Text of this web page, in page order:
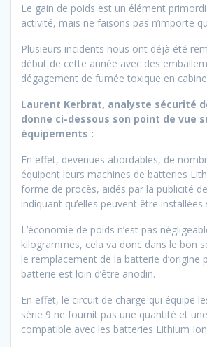
Le gain de poids est un élément
activité, mais ne faisons pas n’importe
Plusieurs incidents nous ont déjà été
début de cette année avec des
dégagement de fumée toxique en
Laurent Kerbrat, analyste sécurité
donne ci-dessous son point de vue
équipements :
En effet, devenues abordables, de
équipent leurs machines de batteries
forme de procès, aidés par la publicité
indiquant qu’elles peuvent être
L’économie de poids n’est pas
kilogrammes, cela va donc dans le bon
le remplacement de la batterie d’origine
batterie est loin d’être anodin.
En effet, le circuit de charge qui équipe
série 9 ne fournit pas une quantité et
compatible avec les batteries Lithium